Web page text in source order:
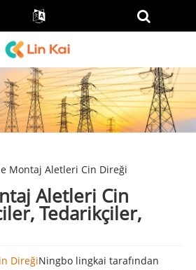
Montaj Aletleri Cin Direği
Aletleri Cin
Tedarikçiler,
DireğiNingbo lingkai tarafından